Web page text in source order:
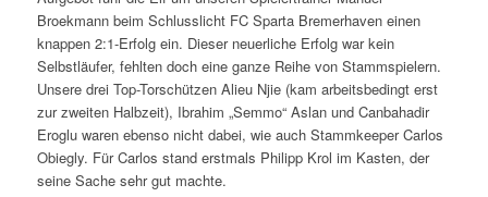
Broekmann beim Schlusslicht FC Sparta Bremerhaven einen
knappen 2:1-Erfolg ein. Dieser neuerliche Erfolg war kein
Selbstläufer, fehlten doch eine ganze Reihe von Stammspielern.
Unsere drei Top-Torschützen Alieu Njie (kam arbeitsbedingt erst
zur zweiten Halbzeit), Ibrahim „Semmo“ Aslan und Canbahadir
Eroglu waren ebenso nicht dabei, wie auch Stammkeeper Carlos
Obiegly. Für Carlos stand erstmals Philipp Krol im Kasten, der
seine Sache sehr gut machte.